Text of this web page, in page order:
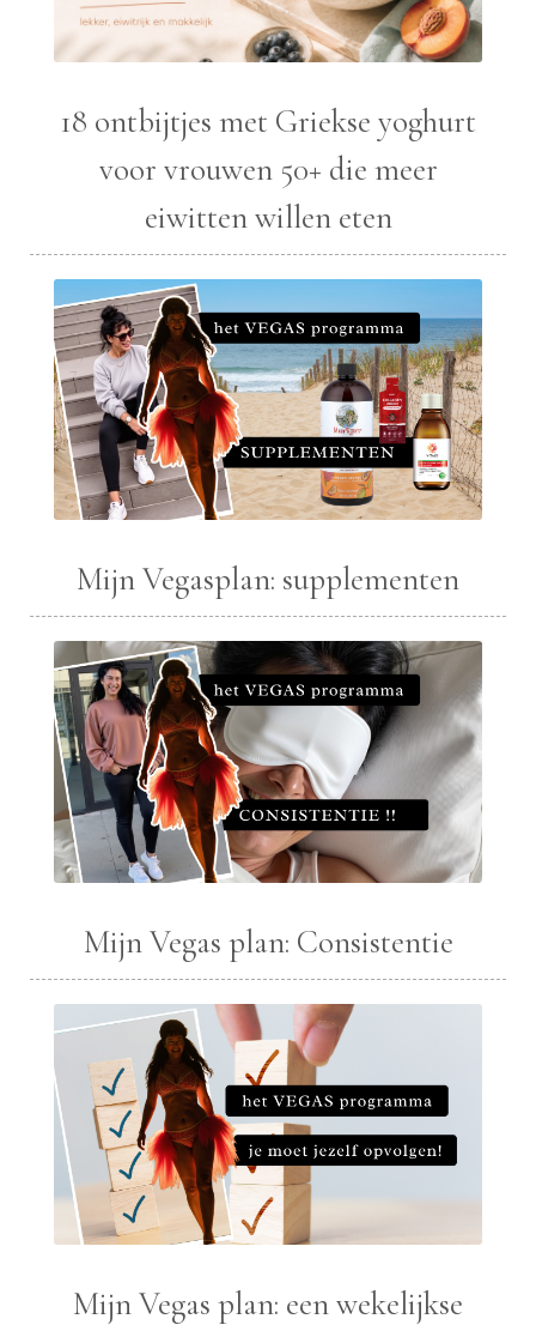
18 ontbijtjes met Griekse yoghurt
voor vrouwen 50+ die meer
eiwitten willen eten
Mijn Vegasplan: supplementen
Mijn Vegas plan: Consistentie
Mijn Vegas plan: een wekelijkse